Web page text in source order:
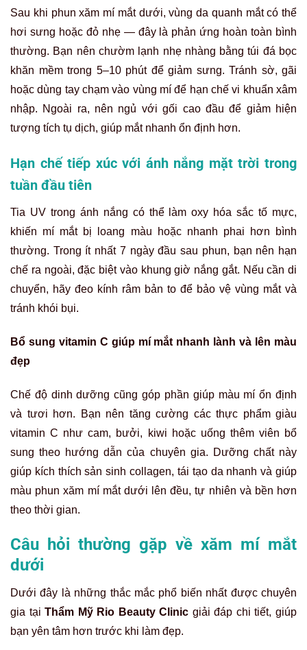
Sau khi phun xăm mí mắt dưới, vùng da quanh mắt có thể
hơi sưng hoặc đỏ nhẹ — đây là phản ứng hoàn toàn bình
thường. Bạn nên chườm lạnh nhẹ nhàng bằng túi đá bọc
khăn mềm trong 5–10 phút để giảm sưng. Tránh sờ, gãi
hoặc dùng tay chạm vào vùng mí để hạn chế vi khuẩn xâm
nhập. Ngoài ra, nên ngủ với gối cao đầu để giảm hiện
tượng tích tụ dịch, giúp mắt nhanh ổn định hơn.
Hạn chế tiếp xúc với ánh nắng mặt trời trong
tuần đầu tiên
Tia UV trong ánh nắng có thể làm oxy hóa sắc tố mực,
khiến mí mắt bị loang màu hoặc nhanh phai hơn bình
thường. Trong ít nhất 7 ngày đầu sau phun, bạn nên hạn
chế ra ngoài, đặc biệt vào khung giờ nắng gắt. Nếu cần di
chuyển, hãy đeo kính râm bản to để bảo vệ vùng mắt và
tránh khói bụi.
Bổ sung vitamin C giúp mí mắt nhanh lành và lên màu
đẹp
Chế độ dinh dưỡng cũng góp phần giúp màu mí ổn định
và tươi hơn. Bạn nên tăng cường các thực phẩm giàu
vitamin C như cam, bưởi, kiwi hoặc uống thêm viên bổ
sung theo hướng dẫn của chuyên gia. Dưỡng chất này
giúp kích thích sản sinh collagen, tái tạo da nhanh và giúp
màu phun xăm mí mắt dưới lên đều, tự nhiên và bền hơn
theo thời gian.
Câu hỏi thường gặp về xăm mí mắt
dưới
Dưới đây là những thắc mắc phổ biến nhất được chuyên
gia tạiThẩm Mỹ Rio Beauty Clinic giải đáp chi tiết, giúp
bạn yên tâm hơn trước khi làm đẹp.